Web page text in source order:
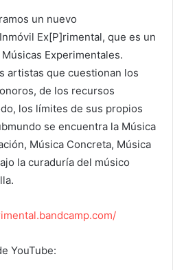
un nuevo
Ex[P]rimental, que es un
Experimentales.
artistas que cuestionan los
de los recursos
los límites de sus propios
se encuentra la Música
Música Concreta, Música
la curaduría del músico
YouTube: